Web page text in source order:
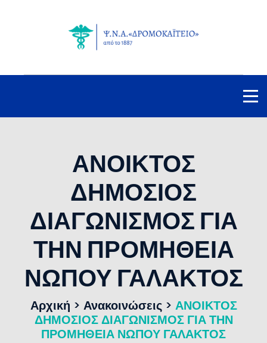
ΑΝΟΙΚΤΟΣ
ΔΗΜΟΣΙΟΣ
ΔΙΑΓΩΝΙΣΜΟΣ ΓΙΑ
ΤΗΝ ΠΡΟΜΗΘΕΙΑ
ΝΩΠΟΥ ΓΑΛΑΚΤΟΣ
Αρχική > Ανακοινώσεις> ΑΝΟΙΚΤΟΣ
ΔΗΜΟΣΙΟΣ ΔΙΑΓΩΝΙΣΜΟΣ ΓΙΑ ΤΗΝ
ΠΡΟΜΗΘΕΙΑ ΝΩΠΟΥ ΓΑΛΑΚΤΟΣ